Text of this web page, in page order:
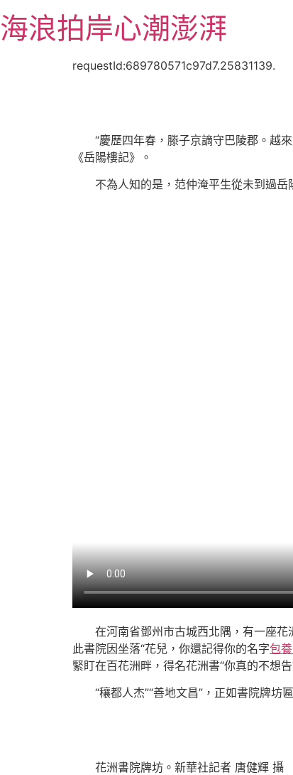
至
主海浪拍岸心潮澎湃
requestId:689780571c97d7.25831139.
“慶歷四年春，滕子京謫守巴陵郡。越
《岳陽樓記》。
不為人知的是，范仲淹平生從未到過
在河南省鄧州市古城西北隅，有一座
此書院因坐落“花兒，你還記得你的名字包
緊盯在百花洲畔，得名花洲書“你真的不想
“穰都人杰”“善地文昌”，正如書院牌
花洲書院牌坊。新華社記者 唐健輝 攝